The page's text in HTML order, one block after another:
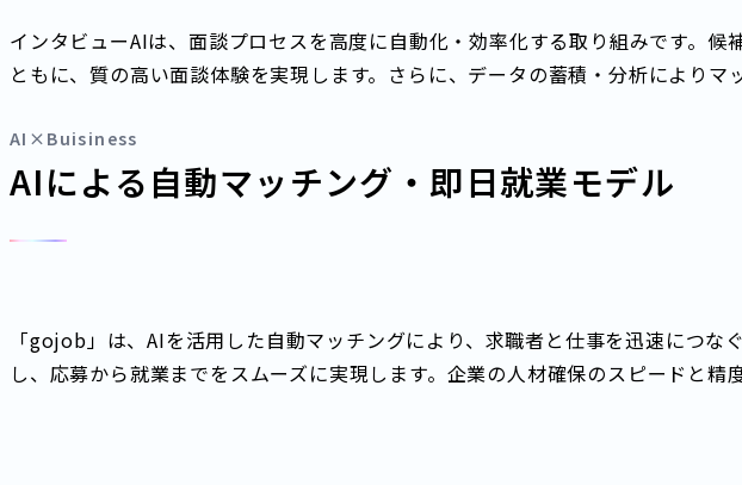
インタビューAIは、面談プロセスを高度に自動化・効率化する取り組みです。
ともに、質の高い面談体験を実現します。さらに、データの蓄積・分析により
AI×Buisiness
AIによる⾃動マッチング・即⽇就業モデル
「gojob」は、AIを活用した自動マッチングにより、求職者と仕事を迅速につ
し、応募から就業までをスムーズに実現します。企業の人材確保のスピードと精